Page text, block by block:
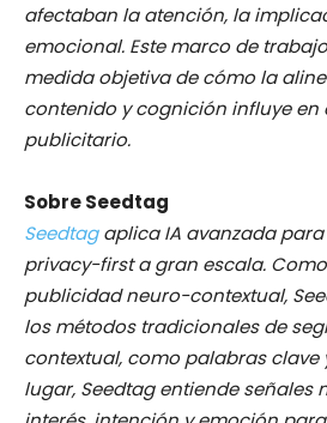
afectaban la atención, la
emocional. Este marco de
medida objetiva de cómo la
contenido y cognición influye en
publicitario.
Sobre Seedtag
Seedtagaplica IA avanzada
privacy-first a gran escala.
publicidad neuro-contextual,
los métodos tradicionales de
contextual, como palabras clave
lugar, Seedtag entiende señales